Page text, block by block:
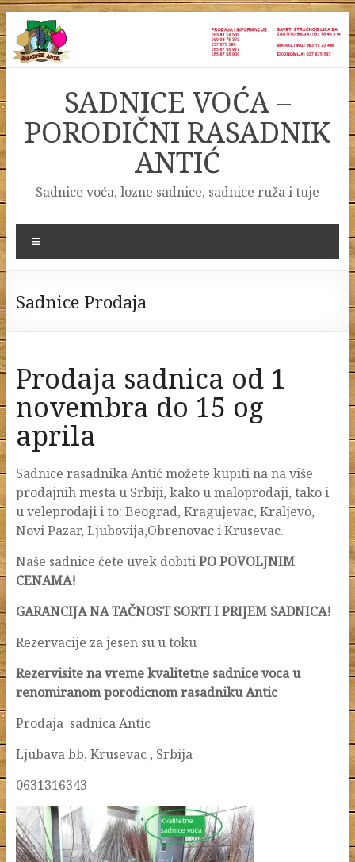
Skip
to
content
SADNICE VOĆA –
PORODIČNI RASADNIK
ANTIĆ
Sadnice voća, lozne sadnice, sadnice ruža i tuje
Sadnice Prodaja
Prodaja sadnica od 1
novembra do 15 og
aprila
Sadnice rasadnika Antić možete kupiti na na više
prodajnih mesta u Srbiji, kako u maloprodaji, tako i
u veleprodaji i to: Beograd, Kragujevac, Kraljevo,
Novi Pazar, Ljubovija,Obrenovac i Krusevac.
Naše sadnice ćete uvek dobitiPO POVOLJNIM
CENAMA!
GARANCIJA NA TAČNOST SORTI I PRIJEM SADNICA!
Rezervacije za jesen su u toku
Rezervisite na vreme kvalitetne sadnice voca u
renomiranom porodicnom rasadniku Antic
Prodaja sadnica Antic
Ljubava bb, Krusevac , Srbija
0631316343